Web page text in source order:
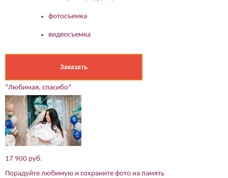
фотосъемка
видеосъемка
Заказать
"Любимая, спасибо"
17 900 руб.
Порадуйте любимую и сохраните фото на память